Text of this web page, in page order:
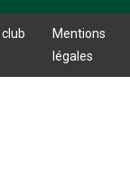
Mentions
légales